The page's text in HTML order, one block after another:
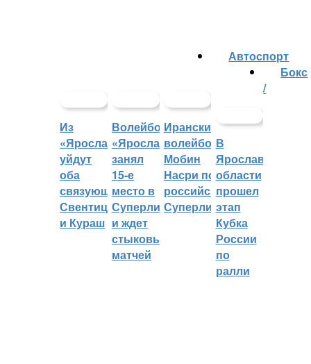
Из
«Ярославича»
уйдут
оба
связующих:
Свентицкис
и Кураш
Волейбольный
«Ярославич»
занял
15-е
место в
Суперлиге
и ждет
стыковых
матчей
Иранский
волейболист
Мобин
Насри покинет
российскую
Суперлигу
Автоспорт
В
Ярославской
области
прошел
этап
Кубка
России
по
ралли
Бокс
/